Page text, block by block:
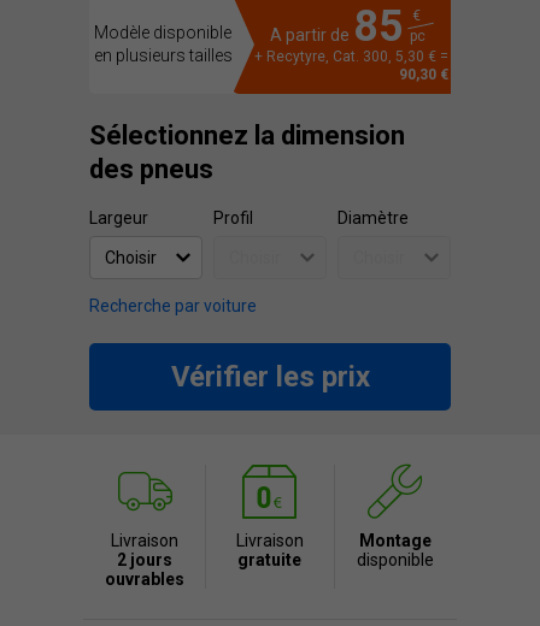
Modèle disponible
en plusieurs tailles
A partir de 85
€
pc
+ Recytyre, Cat. 300, 5,30 € =
90,30 €
Sélectionnez la dimension
des pneus
Largeur Profil Diamètre
Recherche par voiture
Vérifier les prix
Livraison
2 jours
ouvrables
Livraison
gratuite
Montage
disponible